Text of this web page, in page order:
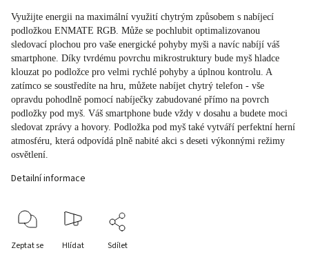
Využijte energii na maximální využití chytrým způsobem s nabíjecí
podložkou ENMATE RGB. Může se pochlubit optimalizovanou
sledovací plochou pro vaše energické pohyby myši a navíc nabíjí váš
smartphone. Díky tvrdému povrchu mikrostruktury bude myš hladce
klouzat po podložce pro velmi rychlé pohyby a úplnou kontrolu. A
zatímco se soustředíte na hru, můžete nabíjet chytrý telefon - vše
opravdu pohodlně pomocí nabíječky zabudované přímo na povrch
podložky pod myš. Váš smartphone bude vždy v dosahu a budete moci
sledovat zprávy a hovory. Podložka pod myš také vytváří perfektní herní
atmosféru, která odpovídá plně nabité akci s deseti výkonnými režimy
osvětlení.
Detailní informace
Zeptat se Hlídat Sdílet